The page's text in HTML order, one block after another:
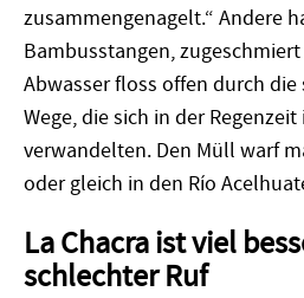
zusammengenagelt.“ Andere
Bambusstangen,
Abwasser floss offen durch
Wege, die sich in der
verwandelten. Den Müll warf
oder gleich in den Río
La Chacra ist viel
schlechter Ruf